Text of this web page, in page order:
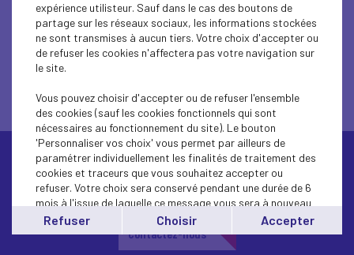
Se connecter
Contactez votre MEDEF
Contactez-nous
expérience utilisteur. Sauf dans le cas des boutons de
partage sur les réseaux sociaux, les informations stockées
ne sont transmises à aucun tiers. Votre choix d'accepter ou
de refuser les cookies n'affectera pas votre navigation sur
le site.
Vous pouvez choisir d'accepter ou de refuser l'ensemble
des cookies (sauf les cookies fonctionnels qui sont
nécessaires au fonctionnement du site). Le bouton
'Personnaliser vos choix' vous permet par ailleurs de
paramétrer individuellement les finalités de traitement des
cookies et traceurs que vous souhaitez accepter ou
refuser. Votre choix sera conservé pendant une durée de 6
mois à l'issue de laquelle ce message vous sera à nouveau
affiché..
Vous pouvez modifier votre choix à tout moment en
cliquant sur le lien'cookies'en bas de page.
Refuser Choisir Accepter